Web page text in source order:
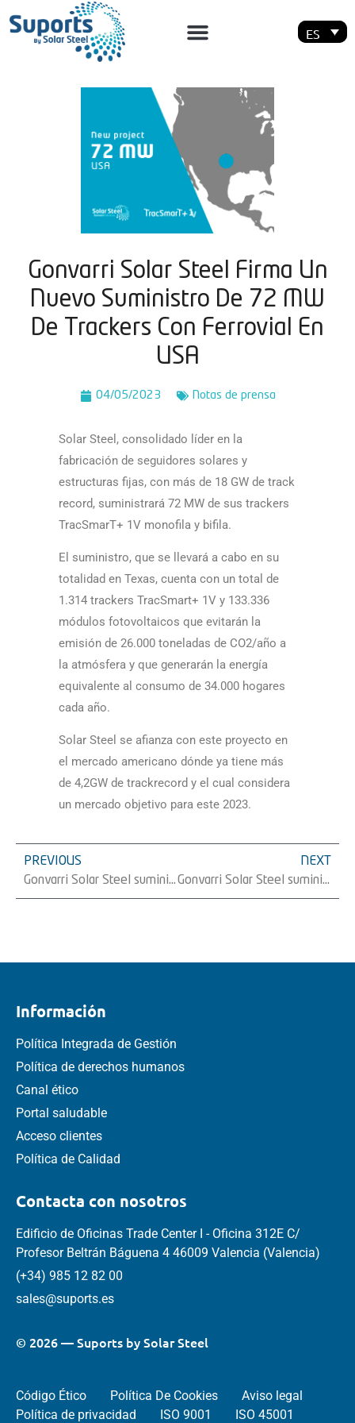
ES
Gonvarri Solar Steel Firma Un
Nuevo Suministro De 72 MW
De Trackers Con Ferrovial En
USA
04/05/2023 Notas de prensa
Solar Steel, consolidado líder en la
fabricación de seguidores solares y
estructuras fijas, con más de 18 GW de track
record, suministrará 72 MW de sus trackers
TracSmarT+ 1V monofila y bifila.
El suministro, que se llevará a cabo en su
totalidad en Texas, cuenta con un total de
1.314 trackers TracSmart+ 1V y 133.336
módulos fotovoltaicos que evitarán la
emisión de 26.000 toneladas de CO2/año a
la atmósfera y que generarán la energí­a
equivalente al consumo de 34.000 hogares
cada año.
Solar Steel se afianza con este proyecto en
el mercado americano dónde ya tiene más
de 4,2GW de trackrecord y el cual considera
un mercado objetivo para este 2023.
PREVIOUS
Gonvarri Solar Steel suministra a Electrum Holding 21 MW de trackers en Polonia
NEXT
Gonvarri Solar Steel suministra 59 MW de trackers a Magtel en España
Información
Política Integrada de Gestión
Política de derechos humanos
Canal ético
Portal saludable
Acceso clientes
Política de Calidad
Contacta con nosotros
Edificio de Oficinas Trade Center I - Oficina 312E C/
Profesor Beltrán Báguena 4 46009 Valencia (Valencia)
(+34) 985 12 82 00
sales@suports.es
© 2026 — Suports by Solar Steel
Código Ético Política De Cookies
Aviso legal
Política de privacidad
ISO 9001 ISO 45001